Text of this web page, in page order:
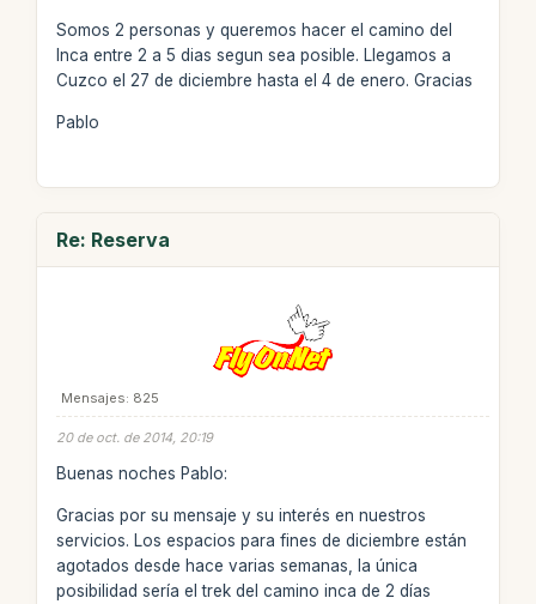
Somos 2 personas y queremos hacer el camino del
Inca entre 2 a 5 dias segun sea posible. Llegamos a
Cuzco el 27 de diciembre hasta el 4 de enero. Gracias
Pablo
Re: Reserva
Mensajes: 825
20 de oct. de 2014, 20:19
Buenas noches Pablo:
Gracias por su mensaje y su interés en nuestros
servicios. Los espacios para fines de diciembre están
agotados desde hace varias semanas, la única
posibilidad sería el trek del camino inca de 2 días